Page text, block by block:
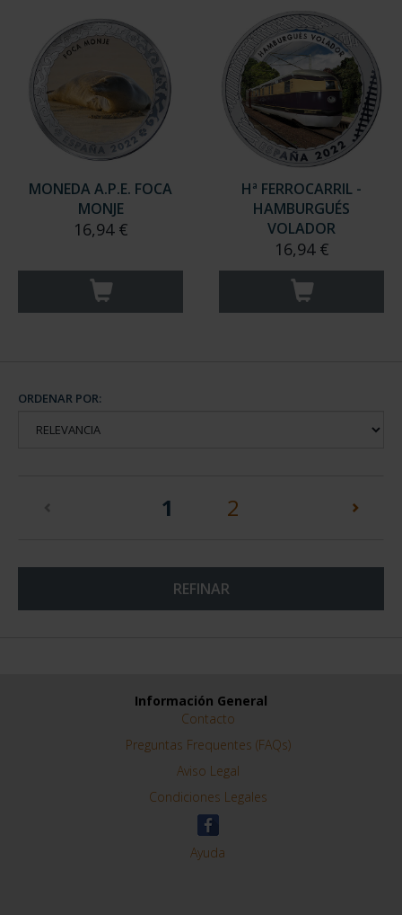
MONEDA A.P.E. FOCA
MONJE
16,94 €
Hª FERROCARRIL -
HAMBURGUÉS
VOLADOR
16,94 €
ORDENAR POR:
1 (current)
2
REFINAR
Información General
Contacto
Preguntas Frequentes (FAQs)
Aviso Legal
Condiciones Legales
Ayuda